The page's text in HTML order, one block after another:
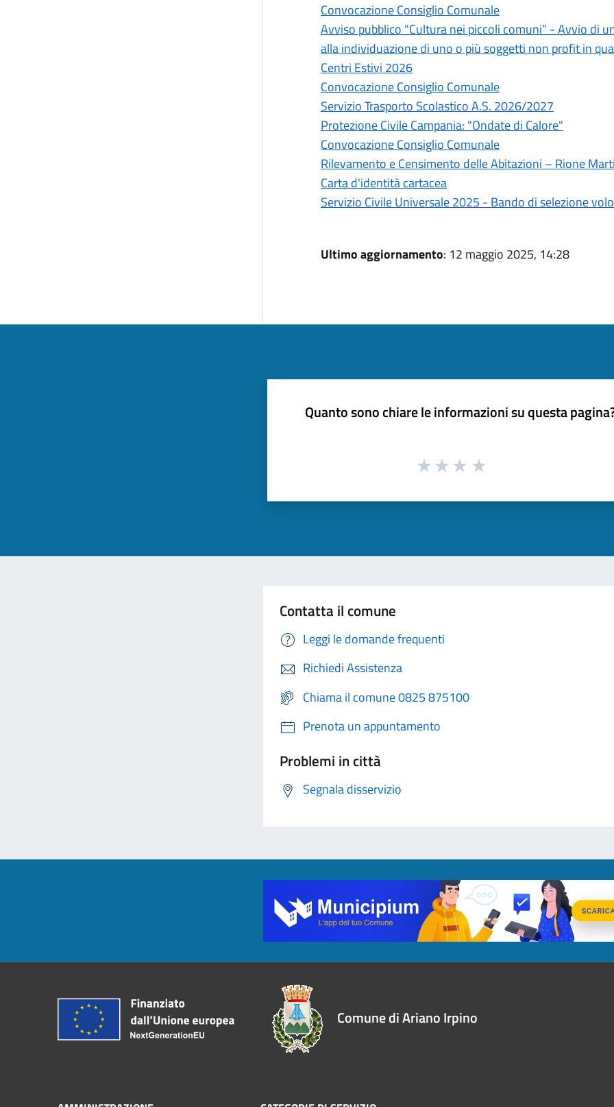
Convocazione Consiglio Comunale
Avviso pubblico "Cultura nei piccoli comuni” - Avvio di
alla individuazione di uno o più soggetti non profit in
Centri Estivi 2026
Convocazione Consiglio Comunale
Servizio Trasporto Scolastico A.S. 2026/2027
Protezione Civile Campania: "Ondate di Calore"
Convocazione Consiglio Comunale
Rilevamento e Censimento delle Abitazioni – Rione
Carta d'identità cartacea
Servizio Civile Universale 2025 - Bando di selezione
Ultimo aggiornamento: 12 maggio 2025, 14:28
Quanto sono chiare le informazioni su questa
Contatta il comune
Leggi le domande frequenti
Richiedi Assistenza
Chiama il comune 0825 875100
Prenota un appuntamento
Problemi in città
Segnala disservizio
Comune di Ariano Irpino